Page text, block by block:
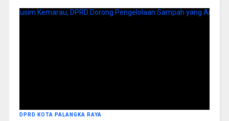
DPRD KOTA PALANGKA RAYA